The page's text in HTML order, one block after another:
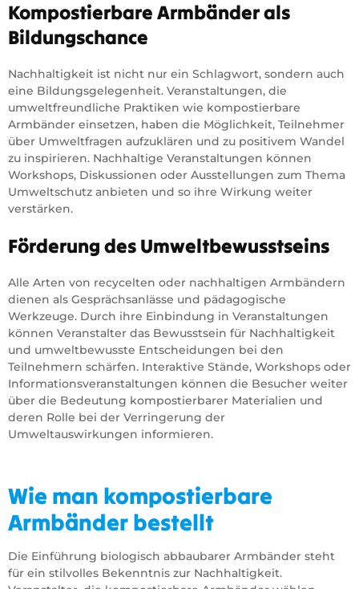
Kompostierbare Armbänder als
Bildungschance
Nachhaltigkeit ist nicht nur ein Schlagwort, sondern auch
eine Bildungsgelegenheit. Veranstaltungen, die
umweltfreundliche Praktiken wie kompostierbare
Armbänder einsetzen, haben die Möglichkeit, Teilnehmer
über Umweltfragen aufzuklären und zu positivem Wandel
zu inspirieren. Nachhaltige Veranstaltungen können
Workshops, Diskussionen oder Ausstellungen zum Thema
Umweltschutz anbieten und so ihre Wirkung weiter
verstärken.
Förderung des Umweltbewusstseins
Alle Arten von recycelten oder nachhaltigen Armbändern
dienen als Gesprächsanlässe und pädagogische
Werkzeuge. Durch ihre Einbindung in Veranstaltungen
können Veranstalter das Bewusstsein für Nachhaltigkeit
und umweltbewusste Entscheidungen bei den
Teilnehmern schärfen. Interaktive Stände, Workshops oder
Informationsveranstaltungen können die Besucher weiter
über die Bedeutung kompostierbarer Materialien und
deren Rolle bei der Verringerung der
Umweltauswirkungen informieren.
Wie man kompostierbare
Armbänder bestellt
Die Einführung biologisch abbaubarer Armbänder steht
für ein stilvolles Bekenntnis zur Nachhaltigkeit.